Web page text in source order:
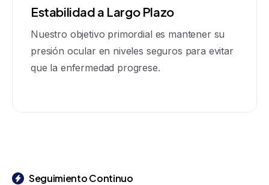
Estabilidad a Largo Plazo
Nuestro objetivo primordial es mantener su
presión ocular en niveles seguros para evitar
que la enfermedad progrese.
Seguimiento Continuo